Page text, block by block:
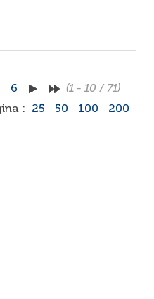
6
(1 - 10 / 71)
:
25 50 100 200